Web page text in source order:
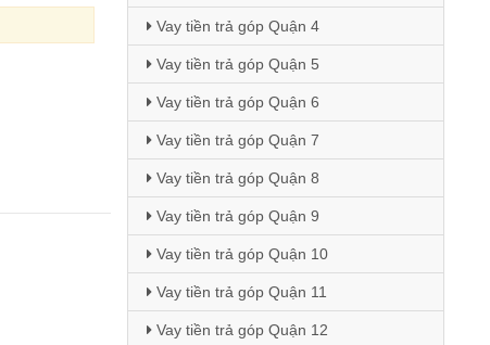
Vay tiền trả góp Quận 4
Vay tiền trả góp Quận 5
Vay tiền trả góp Quận 6
Vay tiền trả góp Quận 7
Vay tiền trả góp Quận 8
Vay tiền trả góp Quận 9
Vay tiền trả góp Quận 10
Vay tiền trả góp Quận 11
Vay tiền trả góp Quận 12